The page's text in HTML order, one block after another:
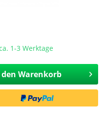
1-3 Werktage
Warenkorb